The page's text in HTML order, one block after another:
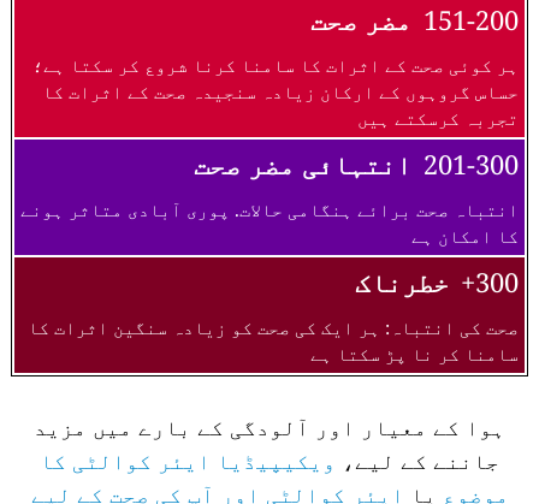
151-200 مضر صحت
ہر کوئی صحت کے اثرات کا سامنا کرنا شروع کر سکتا ہے؛
حساس گروہوں کے ارکان زیادہ سنجیدہ صحت کے اثرات کا
تجربہ کرسکتے ہیں
201-300 انتہائی مضر صحت
انتباہ صحت برائے ہنگامی حالات. پوری آبادی متاثر ہونے
کا امکان ہے
300+ خطرناک
صحت کی انتباہ: ہر ایک کی صحت کو زیادہ سنگین اثرات کا
سامنا کر نا پڑ سکتا ہے
ہوا کے معیار اور آلودگی کے بارے میں مزید
جاننے کے لیے، ویکیپیڈیا ایئر کوالٹی کا
موضوع یا
ایئر کوالٹی اور آپ کی صحت کے لیے